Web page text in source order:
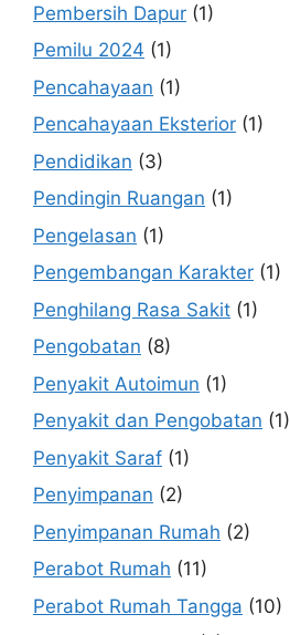
Pembersih Dapur (1)
Pemilu 2024 (1)
Pencahayaan (1)
Pencahayaan Eksterior (1)
Pendidikan (3)
Pendingin Ruangan (1)
Pengelasan (1)
Pengembangan Karakter (1)
Penghilang Rasa Sakit (1)
Pengobatan (8)
Penyakit Autoimun (1)
Penyakit dan Pengobatan (1)
Penyakit Saraf (1)
Penyimpanan (2)
Penyimpanan Rumah (2)
Perabot Rumah (11)
Perabot Rumah Tangga (10)